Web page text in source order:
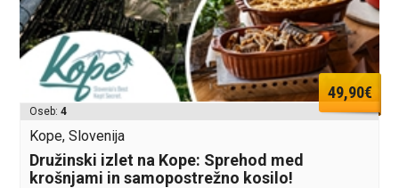
49,90€
Oseb:4
Kope, Slovenija
Družinski izlet na Kope: Sprehod med
krošnjami in samopostrežno kosilo!